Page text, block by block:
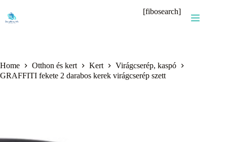
content
[fibosearch]
Home Otthon és kert Kert
Virágcserép, kaspó
GRAFFITI fekete 2 darabos kerek virágcserép szett